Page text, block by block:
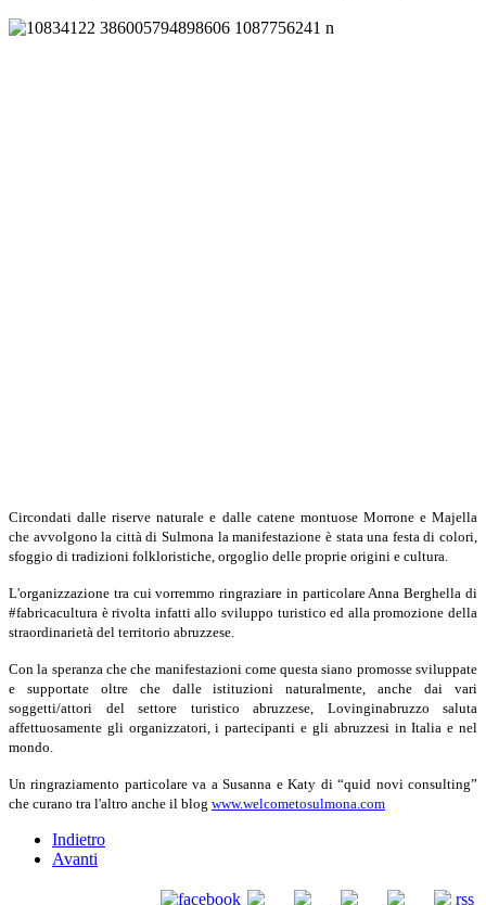
Circondati dalle riserve naturale e dalle catene montuose Morrone e Majella
che avvolgono la città di Sulmona la manifestazione è stata una festa di colori,
sfoggio di tradizioni folkloristiche, orgoglio delle proprie origini e cultura.
L'organizzazione tra cui vorremmo ringraziare in particolare AnnaBerghella di
#fabricacultura è rivolta infatti allo sviluppo turistico ed alla promozione della
straordinarietà del territorio abruzzese.
Con la speranza che che manifestazioni come questa siano promosse sviluppate
e supportate oltre che dalle istituzioni naturalmente, anche dai vari
soggetti/attori del settore turistico abruzzese, Lovinginabruzzo saluta
affettuosamente gli organizzatori, i partecipanti e gli abruzzesi in Italia e nel
mondo.
Un ringraziamento particolare va a Susanna e Katy di “quid novi consulting”
che curano tra l'altro anche il blog www.welcometosulmona.com
Indietro
Avanti